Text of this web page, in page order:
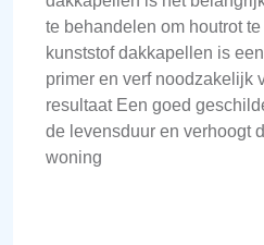
te behandelen om houtrot
kunststof dakkapellen is
primer en verf noodzakelijk
resultaat Een goed
de levensduur en verhoogt
woning